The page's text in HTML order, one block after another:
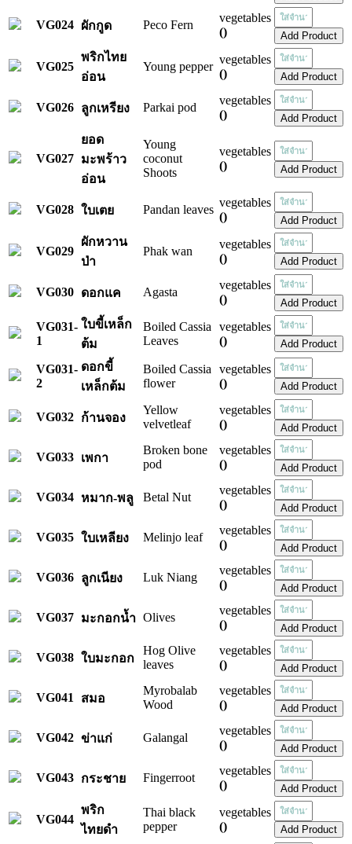
VG024 ผักกูด Peco Fern
vegetables
()
VG025
พริกไทย
อ่อน
Young pepper
vegetables
()
VG026 ลูกเหรียง Parkai pod
vegetables
()
VG027
ยอด
มะพร้าว
อ่อน
Young
coconut
Shoots
vegetables
()
VG028 ใบเตย Pandan leaves
vegetables
()
VG029
ผักหวาน
ป่า
Phak wan
vegetables
()
VG030 ดอกแค Agasta
vegetables
()
VG031-
1
ใบขี้เหล็ก
ต้ม
Boiled Cassia
Leaves
vegetables
()
VG031-
2
ดอกขี้
เหล็กต้ม
Boiled Cassia
flower
vegetables
()
VG032 ก้านจอง
Yellow
velvetleaf
vegetables
()
VG033 เพกา
Broken bone
pod
vegetables
()
VG034 หมาก-พลู Betal Nut
vegetables
()
VG035 ใบเหลียง Melinjo leaf
vegetables
()
VG036 ลูกเนียง Luk Niang
vegetables
()
VG037 มะกอกน้ำ Olives
vegetables
()
VG038 ใบมะกอก
Hog Olive
leaves
vegetables
()
VG041 สมอ
Myrobalab
Wood
vegetables
()
VG042 ข่าแก่ Galangal
vegetables
()
VG043 กระชาย Fingerroot
vegetables
()
VG044
พริก
ไทยดำ
Thai black
pepper
vegetables
()